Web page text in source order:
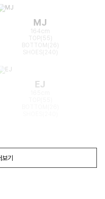
MJ
164cm
TOP(55)
BOTTOM(26)
EJ
보기